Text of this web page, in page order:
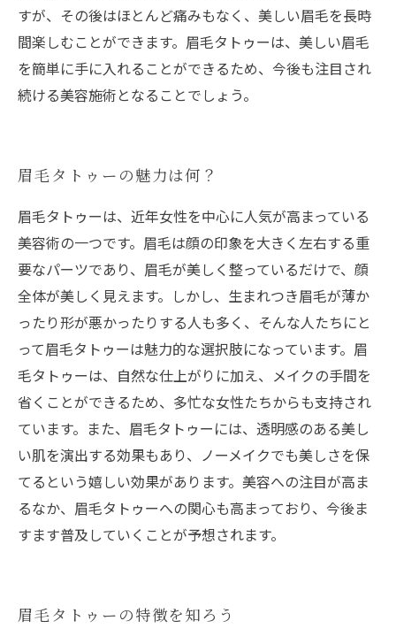
すが、その後はほとんど痛みもなく、美しい眉毛を長時
間楽しむことができます。眉毛タトゥーは、美しい眉毛
を簡単に手に入れることができるため、今後も注目され
続ける美容施術となることでしょう。
眉毛タトゥーの魅力は何？
眉毛タトゥーは、近年女性を中心に人気が高まっている
美容術の一つです。眉毛は顔の印象を大きく左右する重
要なパーツであり、眉毛が美しく整っているだけで、顔
全体が美しく見えます。しかし、生まれつき眉毛が薄か
ったり形が悪かったりする人も多く、そんな人たちにと
って眉毛タトゥーは魅力的な選択肢になっています。眉
毛タトゥーは、自然な仕上がりに加え、メイクの手間を
省くことができるため、多忙な女性たちからも支持され
ています。また、眉毛タトゥーには、透明感のある美し
い肌を演出する効果もあり、ノーメイクでも美しさを保
てるという嬉しい効果があります。美容への注目が高ま
るなか、眉毛タトゥーへの関心も高まっており、今後ま
すます普及していくことが予想されます。
眉毛タトゥーの特徴を知ろう